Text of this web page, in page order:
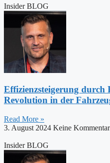
Insider BLOG
Effizienzsteigerung durch
Revolution in der
Read More »
3. August 2024 Keine
Insider BLOG